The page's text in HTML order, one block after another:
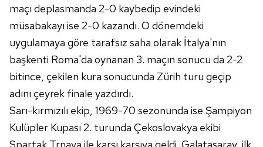
maçı deplasmanda 2-0 kaybedip evindeki
müsabakayı ise 2-0 kazandı. O dönemdeki
uygulamaya göre tarafsız saha olarak İtalya'nın
başkenti Roma'da oynanan 3. maçın sonucu da 2-2
bitince, çekilen kura sonucunda Zürih turu geçip
adını çeyrek finale yazdırdı.
Sarı-kırmızılı ekip, 1969-70 sezonunda ise Şampiyon
Kulüpler Kupası 2. turunda Çekoslovakya ekibi
Spartak Trnava ile karşı karşıya geldi. Galatasaray, ilk